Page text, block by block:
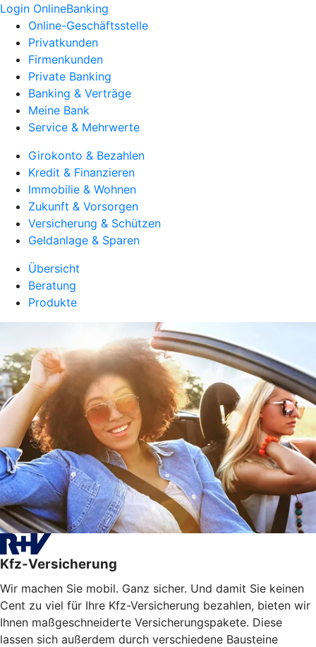
Login OnlineBanking
Online-Geschäftsstelle
Privatkunden
Firmenkunden
Private Banking
Banking & Verträge
Meine Bank
Service & Mehrwerte
Girokonto & Bezahlen
Kredit & Finanzieren
Immobilie & Wohnen
Zukunft & Vorsorgen
Versicherung & Schützen
Geldanlage & Sparen
Übersicht
Beratung
Produkte
Kfz-Versicherung
Wir machen Sie mobil. Ganz sicher. Und damit Sie keinen
Cent zu viel für Ihre Kfz-Versicherung bezahlen, bieten wir
Ihnen maßgeschneiderte Versicherungspakete. Diese
lassen sich außerdem durch verschiedene Bausteine